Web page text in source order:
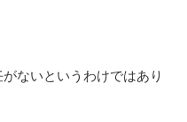
ないというわけではあり